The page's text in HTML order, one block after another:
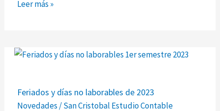
Leer más »
Feriados y días no laborables de 2023
Novedades /San Cristobal Estudio Contable
y
días